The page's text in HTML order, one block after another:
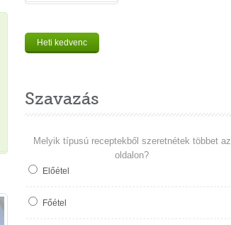
Heti kedvenc
Szavazás
Melyik típusú receptekből szeretnétek többet az
oldalon?
Előétel
Főétel